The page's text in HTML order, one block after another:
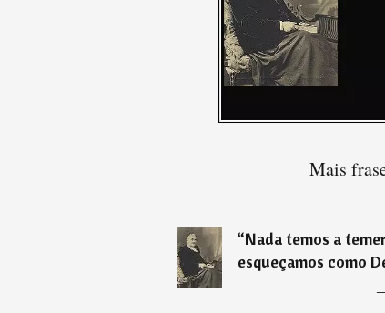
Mais
“Nada temos a
esqueçamos como